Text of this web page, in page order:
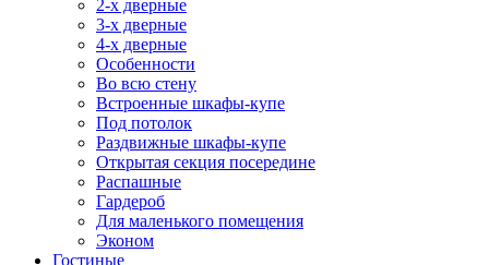
2-х дверные
3-х дверные
4-х дверные
Особенности
Во всю стену
Встроенные шкафы-купе
Под потолок
Раздвижные шкафы-купе
Открытая секция посередине
Распашные
Гардероб
Для маленького помещения
Эконом
Гостиные